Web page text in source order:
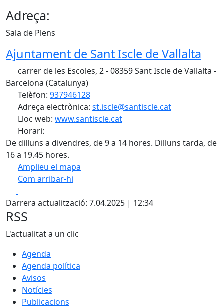
Adreça:
Sala de Plens
Ajuntament de Sant Iscle de Vallalta
carrer de les Escoles, 2 - 08359 Sant Iscle de Vallalta -
Barcelona (Catalunya)
Telèfon: 937946128
Adreça electrònica: st.iscle@santiscle.cat
Lloc web: www.santiscle.cat
Horari:
De dilluns a divendres, de 9 a 14 hores. Dilluns tarda, de
16 a 19.45 hores.
Amplieu el mapa
Com arribar-hi
+
−
Darrera actualització: 7.04.2025 | 12:34
RSS
L'actualitat a un clic
Agenda
Agenda política
Avisos
Notícies
Publicacions